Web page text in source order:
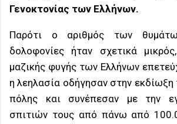
Γενοκτονίας των Ελλήνων.
Παρότι ο αριθμός των
δολοφονίες ήταν σχετικά
μαζικής φυγής των Ελλήνων
η λεηλασία οδήγησαν στην
πόλης και συνέπεσαν με την
σπιτιών τους από πάνω από